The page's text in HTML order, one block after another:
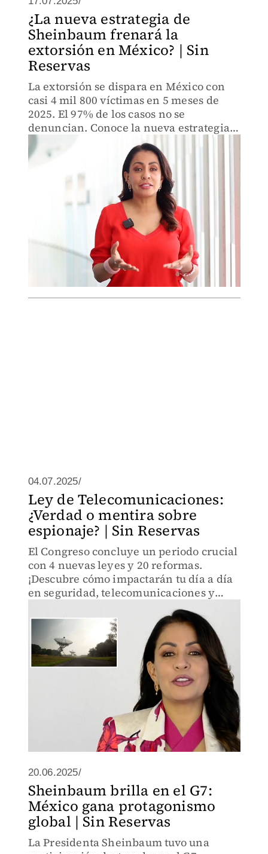
¿La nueva estrategia de
Sheinbaum frenará la
extorsión en México? | Sin
Reservas
La extorsión se dispara en México con
casi 4 mil 800 víctimas en 5 meses de
2025. El 97% de los casos no se
denuncian. Conoce la nueva estrategia
del gobierno para combatirla.
04.07.2025/
Ley de Telecomunicaciones:
¿Verdad o mentira sobre
espionaje? | Sin Reservas
El Congreso concluye un periodo crucial
con 4 nuevas leyes y 20 reformas.
¡Descubre cómo impactarán tu día a día
en seguridad, telecomunicaciones y
más! La oposición desmiente mitos sobre
la Ley de Telecomunicaciones.
20.06.2025/
Sheinbaum brilla en el G7:
México gana protagonismo
global | Sin Reservas
La Presidenta Sheinbaum tuvo una